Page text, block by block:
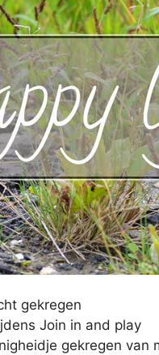
gekregen
Join in and play
gekregen van